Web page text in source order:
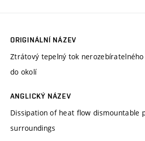
ORIGINÁLNÍ NÁZEV
Ztrátový tepelný tok
do okolí
ANGLICKÝ NÁZEV
Dissipation of heat flow dismountable
surroundings